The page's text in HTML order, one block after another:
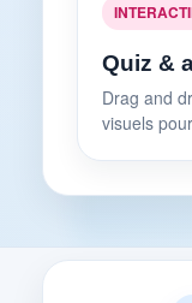
Quiz &
Drag and
visuels